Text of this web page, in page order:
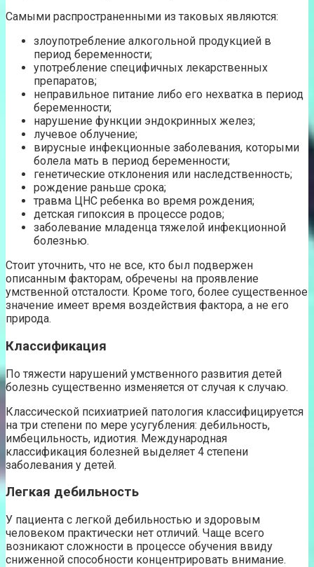
Самыми распространенными из таковых являются:
злоупотребление алкогольной продукцией в
период беременности;
употребление специфичных лекарственных
препаратов;
неправильное питание либо его нехватка в период
беременности;
нарушение функции эндокринных желез;
лучевое облучение;
вирусные инфекционные заболевания, которыми
болела мать в период беременности;
генетические отклонения или наследственность;
рождение раньше срока;
травма ЦНС ребенка во время рождения;
детская гипоксия в процессе родов;
заболевание младенца тяжелой инфекционной
болезнью.
Стоит уточнить, что не все, кто был подвержен
описанным факторам, обречены на проявление
умственной отсталости. Кроме того, более существенное
значение имеет время воздействия фактора, а не его
природа.
Классификация
По тяжести нарушений умственного развития детей
болезнь существенно изменяется от случая к случаю.
Классической психиатрией патология классифицируется
на три степени по мере усугубления: дебильность,
имбецильность, идиотия. Международная
классификация болезней выделяет 4 степени
заболевания у детей.
Легкая дебильность
У пациента с легкой дебильностью и здоровым
человеком практически нет отличий. Чаще всего
возникают сложности в процессе обучения ввиду
сниженной способности концентрировать внимание.